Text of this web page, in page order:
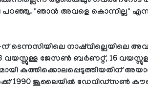
പറഞ്ഞു. "ഞാൻ അവളെ കൊന്നില്ല"
ടെന്നസിയിലെ നാഷ്‌വില്ലെയിലെ
വയസ്സുള്ള ജേസൺ ബർണറ്റ്, 16
കുത്തിക്കൊലപ്പെടുത്തിയതിന്
1990 ജൂലൈയിൽ ഡേവിഡ്‌സൺ